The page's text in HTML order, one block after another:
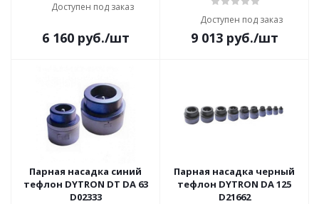
Доступен под заказ
6 160руб./шт
Доступен под заказ
9 013руб./шт
Парная насадка синий
тефлон DYTRON DT DA 63
D02333
Парная насадка черный
тефлон DYTRON DA 125
D21662